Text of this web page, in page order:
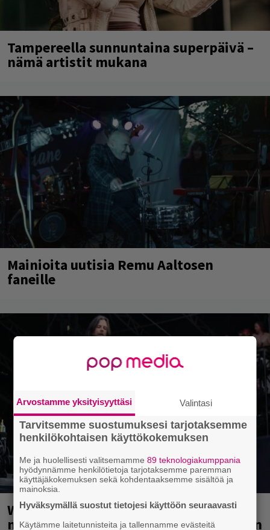
Tampereella sunnuntaina superpäivä –
nämä artistit mukana
Mainioita uutisia Remu Aaltosen
faneille
Weezer palaa Suomeen yli
neljännesvuosisadan odotuksen jälkeen
Arvostamme yksityisyyttäsi Valintasi
Tarvitsemme suostumuksesi tarjotaksemme
henkilökohtaisen käyttökokemuksen
Me ja huolellisesti valitsemamme89 teknologiakumppania
hyödynnämme henkilötietoja tarjotaksemme paremman
käyttäjäkokemuksen sekä kohdentaaksemme sisältöä ja
mainoksia.
Hyväksymällä suostut tietojesi käyttöön seuraavasti
Käytämme laitetunnisteita ja tallennamme evästeitä